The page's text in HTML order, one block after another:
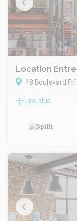
ailleurs de
liées à la revente.
L'immeuble
entre 470 m² en
une hauteur sous
d'aménager selon
divers usages
Contactez nous
visite.
Location
48 Boulevard
Location Entrepôts
À proximité
arrondissement
mezzanine, cet
adaptés aux
légère ou de négoce.
Caractéristiques
Entrepôt d'environ
Mezzanine
Lire plus